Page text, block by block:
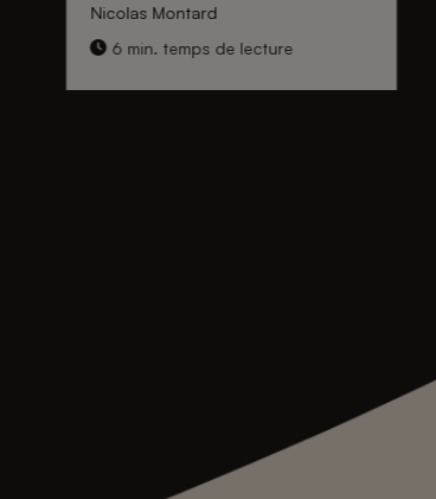
Nicolas Montard
6 min. temps de lecture